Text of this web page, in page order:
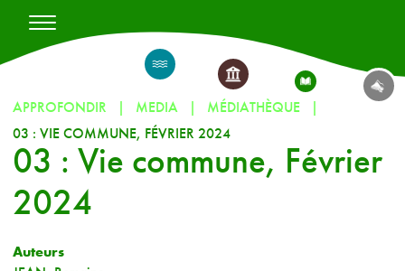
APPROFONDIR MEDIA
MÉDIATHÈQUE
03 : VIE COMMUNE, FÉVRIER 2024
03 : Vie commune, Février
2024
Auteurs